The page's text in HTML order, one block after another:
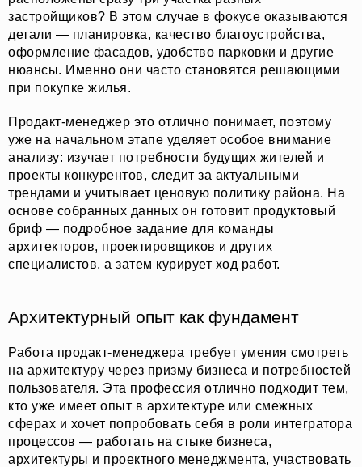
застройщиков? В этом случае в фокусе оказываются
детали — планировка, качество благоустройства,
оформление фасадов, удобство парковки и другие
нюансы. Именно они часто становятся решающими
при покупке жилья.
Продакт-менеджер это отлично понимает, поэтому
уже на начальном этапе уделяет особое внимание
анализу: изучает потребности будущих жителей и
проекты конкурентов, следит за актуальными
трендами и учитывает ценовую политику района. На
основе собранных данных он готовит продуктовый
бриф — подробное задание для команды
архитекторов, проектировщиков и других
специалистов, а затем курирует ход работ.
Архитектурный опыт как фундамент
Работа продакт-менеджера требует умения смотреть
на архитектуру через призму бизнеса и потребностей
пользователя. Эта профессия отлично подходит тем,
кто уже имеет опыт в архитектуре или смежных
сферах и хочет попробовать себя в роли интегратора
процессов — работать на стыке бизнеса,
архитектуры и проектного менеджмента, участвовать